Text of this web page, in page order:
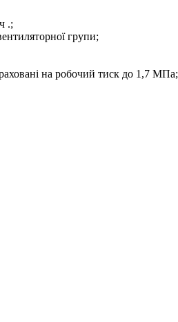
.;
групи;
на робочий тиск до 1,7 МПа;